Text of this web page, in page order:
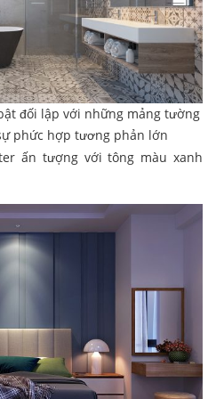
đối lập với những mảng tường
phức hợp tương phản lớn
ấn tượng với tông màu xanh